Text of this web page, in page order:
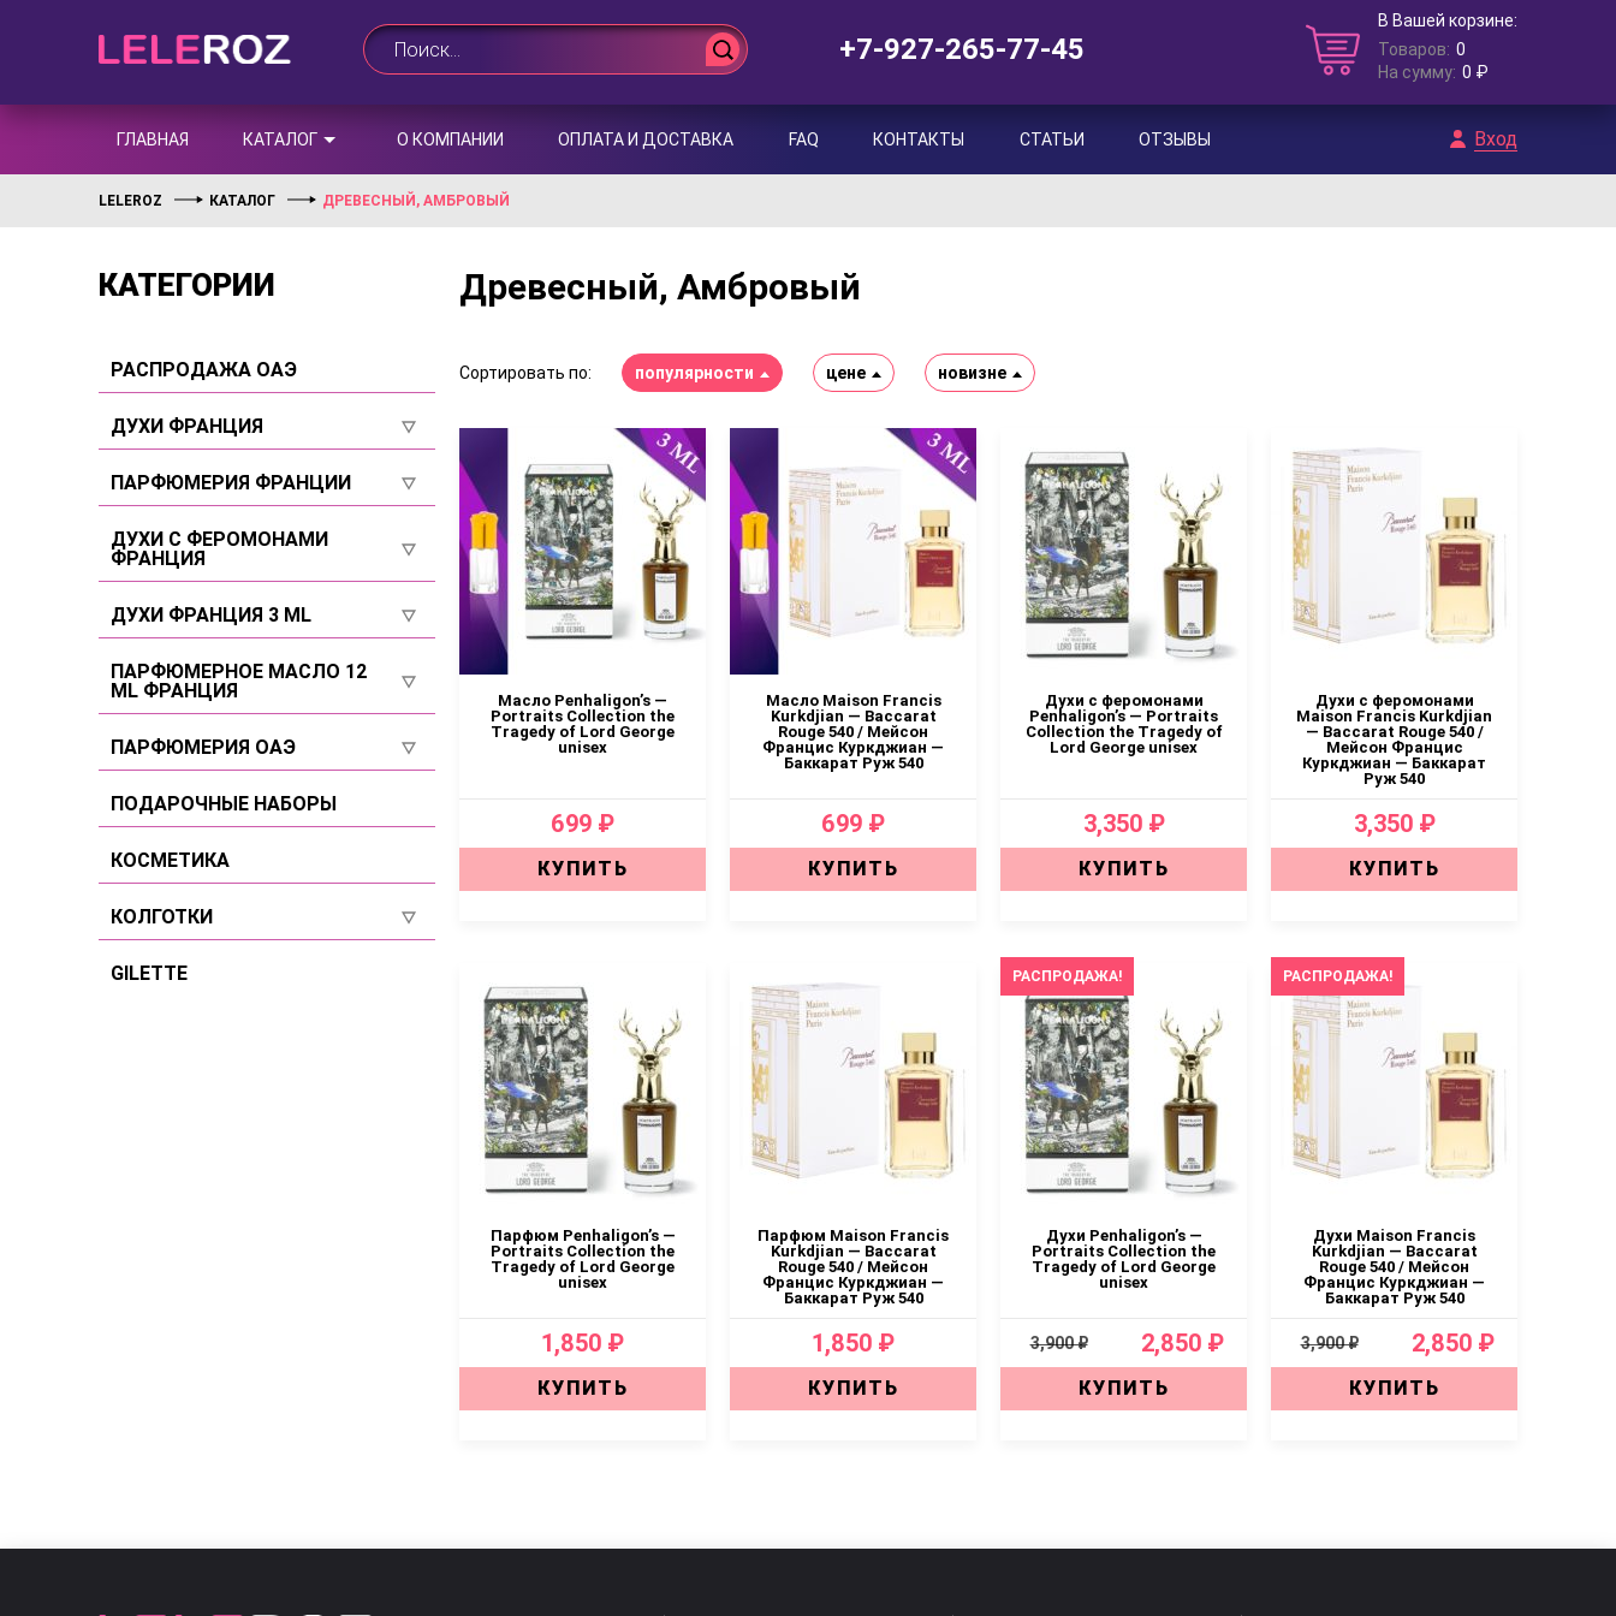
+7-927-265-77-45
В Вашей корзине:
Товаров: 0
На сумму: 0 ₽
ГЛАВНАЯ КАТАЛОГ О КОМПАНИИ ОПЛАТА И ДОСТАВКА FAQ КОНТАКТЫ СТАТЬИ ОТЗЫВЫ Вход
LELEROZ КАТАЛОГ ДРЕВЕСНЫЙ, АМБРОВЫЙ
КАТЕГОРИИ
РАСПРОДАЖА ОАЭ
ДУХИ ФРАНЦИЯ
Для женщин
Селективы
ПАРФЮМЕРИЯ ФРАНЦИИ
Для женщин
Для мужчин
Селективы
ДУХИ С ФЕРОМОНАМИ
ФРАНЦИЯ
Селективы
Для мужчин
ДУХИ ФРАНЦИЯ 3 ML
Для женщин
Для мужчин
Селективы
ПАРФЮМЕРНОЕ МАСЛО 12
ML ФРАНЦИЯ
Для женщин
Селективы
ПАРФЮМЕРИЯ ОАЭ
Для женщин
ПОДАРОЧНЫЕ НАБОРЫ
КОСМЕТИКА
КОЛГОТКИ
Размер 2
GILETTE
Древесный, Амбровый
Сортировать по: популярности цене новизне
Масло Penhaligon’s —
Portraits Collection the
Tragedy of Lord George
unisex
699 ₽
КУПИТЬ
Масло Maison Francis
Kurkdjian — Baccarat
Rouge 540 / Мейсон
Францис Куркджиан —
Баккарат Руж 540
699 ₽
КУПИТЬ
Духи с феромонами
Penhaligon’s — Portraits
Collection the Tragedy of
Lord George unisex
3,350 ₽
КУПИТЬ
Духи с феромонами
Maison Francis Kurkdjian
— Baccarat Rouge 540 /
Мейсон Францис
Куркджиан — Баккарат
Руж 540
3,350 ₽
КУПИТЬ
Парфюм Penhaligon’s —
Portraits Collection the
Tragedy of Lord George
unisex
1,850 ₽
КУПИТЬ
Парфюм Maison Francis
Kurkdjian — Baccarat
Rouge 540 / Мейсон
Францис Куркджиан —
Баккарат Руж 540
1,850 ₽
КУПИТЬ
РАСПРОДАЖА!
Духи Penhaligon’s —
Portraits Collection the
Tragedy of Lord George
unisex
3,900 ₽ 2,850 ₽
КУПИТЬ
РАСПРОДАЖА!
Духи Maison Francis
Kurkdjian — Baccarat
Rouge 540 / Мейсон
Францис Куркджиан —
Баккарат Руж 540
3,900 ₽ 2,850 ₽
КУПИТЬ